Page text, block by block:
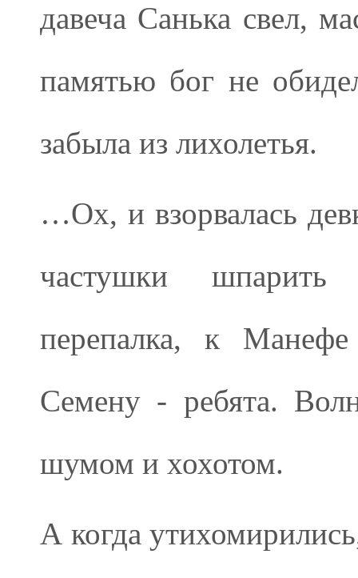
давеча Санька свел,
памятью бог не
забыла из лихолетья.
…Ох, и взорвалась
частушки
перепалка, к Манефе
Семену - ребята.
шумом и хохотом.
А когда